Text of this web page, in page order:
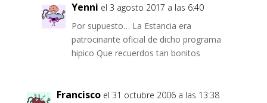
Yenni el 3 agosto 2017 a las 6:40
Por supuesto… La Estancia era
patrocinante oficial de dicho programa
hipico Que recuerdos tan bonitos
Francisco el 31 octubre 2006 a las 13:38